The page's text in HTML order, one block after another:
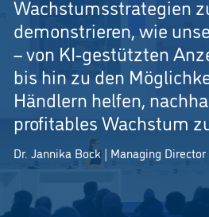
Wachstumsstrategien
demonstrieren, wie
– von KI-gestützten
bis hin zu den
Händlern helfen,
profitables Wachstum
Dr. Jannika Bock | Managing